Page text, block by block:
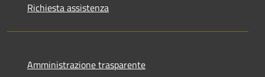
Richiesta assistenza
Amministrazione trasparente